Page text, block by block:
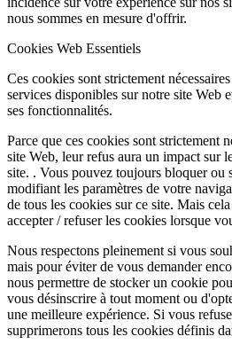
nous sommes en mesure d'offrir.
Cookies Web Essentiels
Ces cookies sont strictement
services disponibles sur notre site Web
ses fonctionnalités.
Parce que ces cookies sont strictement
site Web, leur refus aura un impact sur
site. . Vous pouvez toujours bloquer ou
modifiant les paramètres de votre
de tous les cookies sur ce site. Mais
accepter / refuser les cookies lorsque
Nous respectons pleinement si vous
mais pour éviter de vous demander
nous permettre de stocker un cookie
vous désinscrire à tout moment ou
une meilleure expérience. Si vous
supprimerons tous les cookies définis